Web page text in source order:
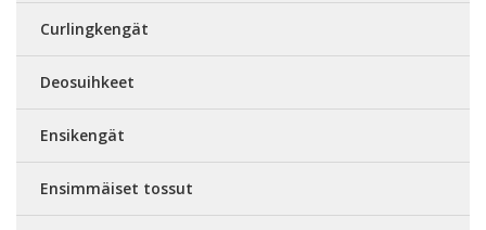
Curlingkengät
Deosuihkeet
Ensikengät
Ensimmäiset tossut